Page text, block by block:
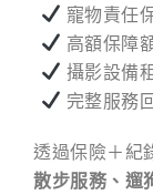
寵物責任
高額保障
攝影設備
完整服務
透過保險＋紀
散步服務、遛